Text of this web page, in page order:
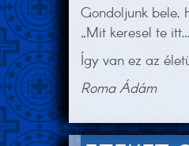
Gondoljunk bele,
„Mit keresel te
Így van ez az
Roma Ádám